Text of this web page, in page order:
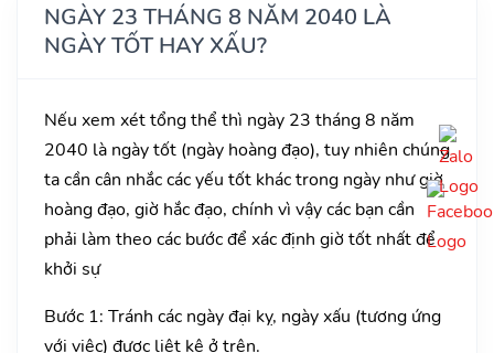
NGÀY 23 THÁNG 8 NĂM 2040 LÀ
NGÀY TỐT HAY XẤU?
Nếu xem xét tổng thể thì ngày 23 tháng 8 năm
2040 là ngày tốt (ngày hoàng đạo), tuy nhiên chúng
ta cần cân nhắc các yếu tốt khác trong ngày như giờ
hoàng đạo, giờ hắc đạo, chính vì vậy các bạn cần
phải làm theo các bước để xác định giờ tốt nhất để
khởi sự
Bước 1: Tránh các ngày đại kỵ, ngày xấu (tương ứng
với việc) được liệt kê ở trên.